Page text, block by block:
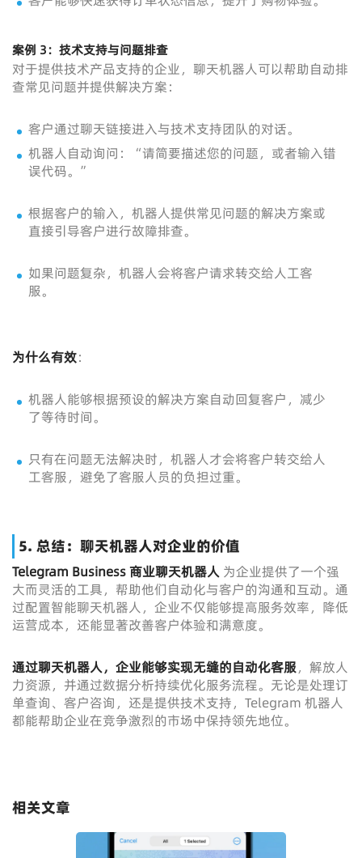
案例 3：技术支持与问题排查
对于提供技术产品支持的企业，聊天机器人可以帮助自动排
查常见问题并提供解决方案：
客户通过聊天链接进入与技术支持团队的对话。
机器人自动询问：“请简要描述您的问题，或者输入错
误代码。”
根据客户的输入，机器人提供常见问题的解决方案或
直接引导客户进行故障排查。
如果问题复杂，机器人会将客户请求转交给人工客
服。
为什么有效：
机器人能够根据预设的解决方案自动回复客户，减少
了等待时间。
只有在问题无法解决时，机器人才会将客户转交给人
工客服，避免了客服人员的负担过重。
5. 总结：聊天机器人对企业的价值
Telegram Business 商业聊天机器人 为企业提供了一个强
大而灵活的工具，帮助他们自动化与客户的沟通和互动。通
过配置智能聊天机器人，企业不仅能够提高服务效率，降低
运营成本，还能显著改善客户体验和满意度。
通过聊天机器人，企业能够实现无缝的自动化客服，解放人
力资源，并通过数据分析持续优化服务流程。无论是处理订
单查询、客户咨询，还是提供技术支持，Telegram 机器人
都能帮助企业在竞争激烈的市场中保持领先地位。
相关文章